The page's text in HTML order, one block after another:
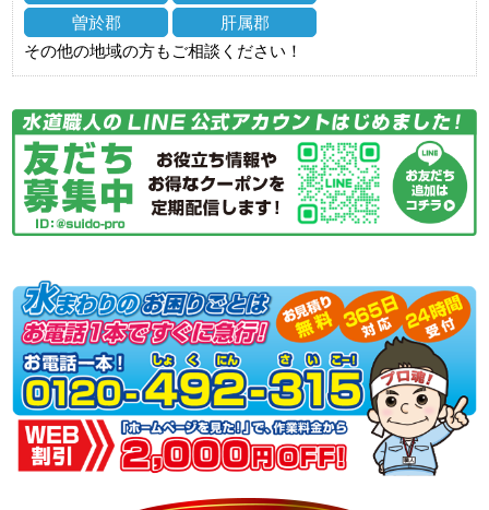
曽於郡
肝属郡
その他の地域の方もご相談ください！